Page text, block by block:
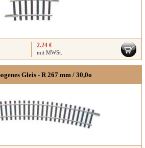
2.24 €
mit MWSt.
Gleis - R 267 mm / 30,0o